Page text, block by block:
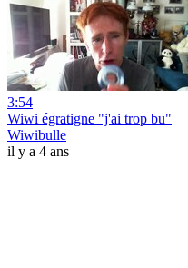
3:54
Wiwi égratigne "j'ai trop bu"
Wiwibulle
il y a 4 ans